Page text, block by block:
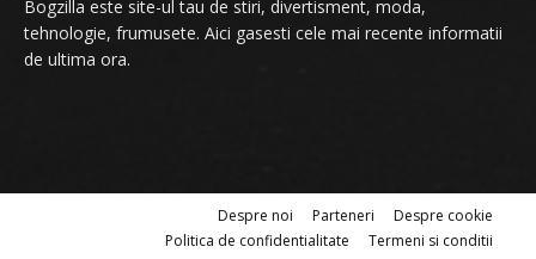
Bogzilla este site-ul tau de stiri, divertisment, moda,
tehnologie, frumusete. Aici gasesti cele mai recente informatii
de ultima ora.
Despre noi Parteneri
Despre cookie
Politica de confidentialitate
Termeni si conditii